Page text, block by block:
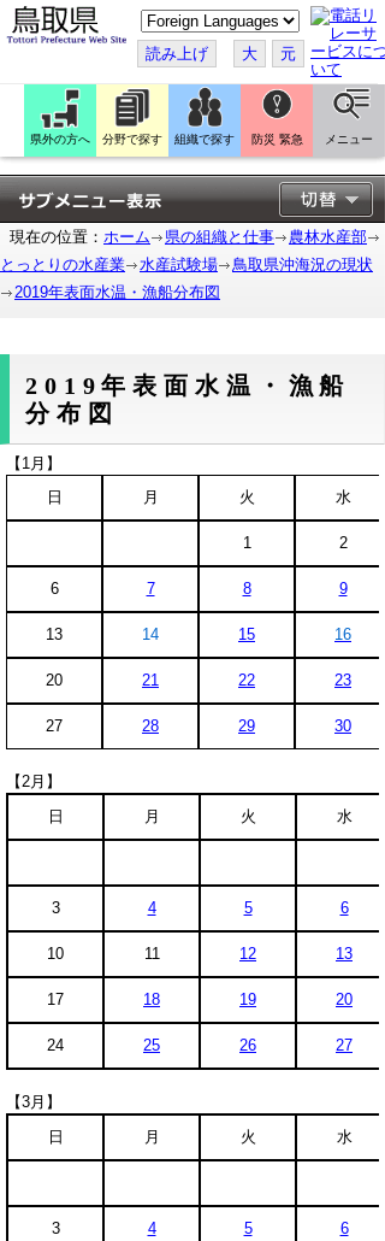
こ
の
ペ
ー
ジ
翻
訳
す
る
読み上げ 大 元
県外の方へ 分野で探す 組織で探す 防災 緊急 メニュー
現在の位置： ホーム 県の組織と仕事
農林水産部
とっとりの水産業
水産試験場
鳥取県沖海況の現状
2019年表面水温・漁船分布図
2019年表面水温・漁船
分布図
【1月】
日
月 火 水
1 2
6 7 8 9
13 14 15 16
20 21 22 23
27 28 29 30
【2月】
日
月 火 水
3 4 5 6
10 11 12 13
17 18 19 20
24 25 26 27
【3月】
日
月 火 水
3 4 5 6